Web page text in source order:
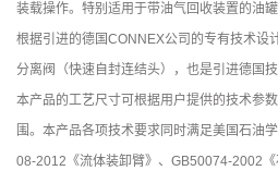
装载操作。特别适用于带油气回收装置的油
根据引进的德国CONNEX公司的专有技术设
分离阀（快速自封连结头），也是引进德国
本产品的工艺尺寸可根据用户提供的技术参
围。本产品各项技术要求同时满足美国石油
08-2012《流体装卸臂》、GB50074-2002